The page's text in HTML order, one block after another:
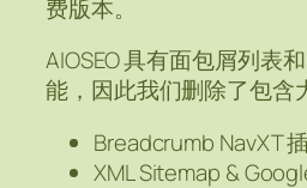
费版本。
AIOSEO 具有面包屑列表
能，因此我们删除了包含
Breadcrumb NavXT
XML Sitemap &